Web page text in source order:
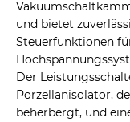
und bietet
Steuerfunktionen
Der
Porzellanisolator,
beherbergt, und